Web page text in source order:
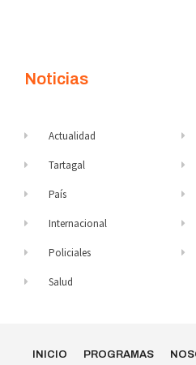
Noticias
Actualidad
Tartagal
País
Internacional
Policiales
Salud
INICIO PROGRAMAS